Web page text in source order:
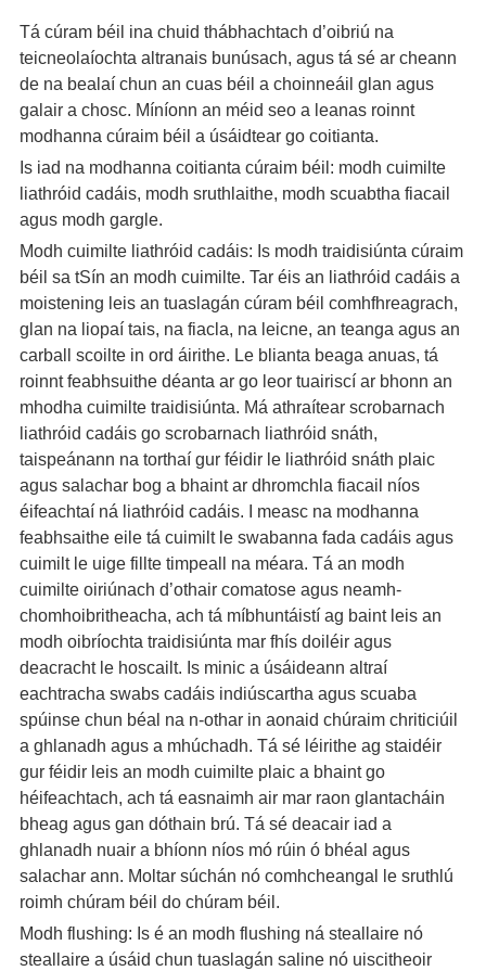
Tá cúram béil ina chuid thábhachtach d’oibriú na
teicneolaíochta altranais bunúsach, agus tá sé ar cheann
de na bealaí chun an cuas béil a choinneáil glan agus
galair a chosc. Míníonn an méid seo a leanas roinnt
modhanna cúraim béil a úsáidtear go coitianta.
Is iad na modhanna coitianta cúraim béil: modh cuimilte
liathróid cadáis, modh sruthlaithe, modh scuabtha fiacail
agus modh gargle.
Modh cuimilte liathróid cadáis: Is modh traidisiúnta cúraim
béil sa tSín an modh cuimilte. Tar éis an liathróid cadáis a
moistening leis an tuaslagán cúram béil comhfhreagrach,
glan na liopaí tais, na fiacla, na leicne, an teanga agus an
carball scoilte in ord áirithe. Le blianta beaga anuas, tá
roinnt feabhsuithe déanta ar go leor tuairiscí ar bhonn an
mhodha cuimilte traidisiúnta. Má athraítear scrobarnach
liathróid cadáis go scrobarnach liathróid snáth,
taispeánann na torthaí gur féidir le liathróid snáth plaic
agus salachar bog a bhaint ar dhromchla fiacail níos
éifeachtaí ná liathróid cadáis. I measc na modhanna
feabhsaithe eile tá cuimilt le swabanna fada cadáis agus
cuimilt le uige fillte timpeall na méara. Tá an modh
cuimilte oiriúnach d’othair comatose agus neamh-
chomhoibritheacha, ach tá míbhuntáistí ag baint leis an
modh oibríochta traidisiúnta mar fhís doiléir agus
deacracht le hoscailt. Is minic a úsáideann altraí
eachtracha swabs cadáis indiúscartha agus scuaba
spúinse chun béal na n-othar in aonaid chúraim chriticiúil
a ghlanadh agus a mhúchadh. Tá sé léirithe ag staidéir
gur féidir leis an modh cuimilte plaic a bhaint go
héifeachtach, ach tá easnaimh air mar raon glantacháin
bheag agus gan dóthain brú. Tá sé deacair iad a
ghlanadh nuair a bhíonn níos mó rúin ó bhéal agus
salachar ann. Moltar súchán nó comhcheangal le sruthlú
roimh chúram béil do chúram béil.
Modh flushing: Is é an modh flushing ná steallaire nó
steallaire a úsáid chun tuaslagán saline nó uiscitheoir